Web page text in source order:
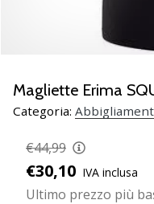
Weplayvolleyball
un
fanatico
della
come
noi?
Unisciti
Magliette Erima
Categoria:
€44,99
€30,10 IVA inclusa
Ultimo prezzo più